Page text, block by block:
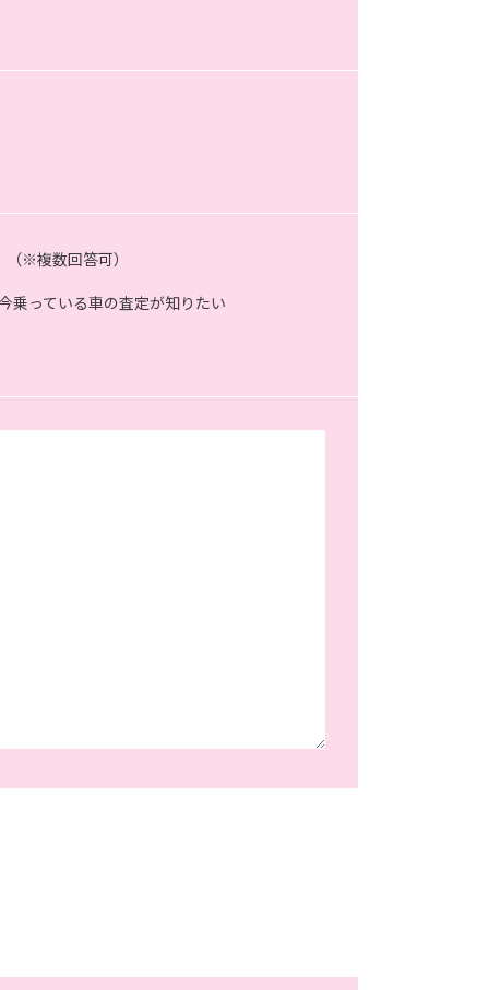
※複数回答可）
乗っている車の査定が知りたい